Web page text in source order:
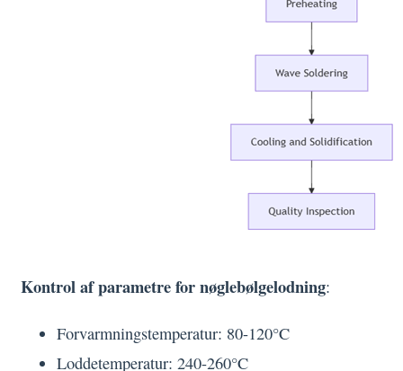
Kontrol af parametre for nøglebølgelodning:
Forvarmningstemperatur: 80-120°C
Loddetemperatur: 240-260°C